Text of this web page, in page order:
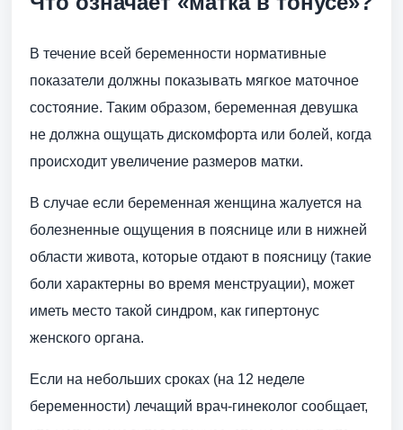
В течение всей беременности нормативные
показатели должны показывать мягкое маточное
состояние. Таким образом, беременная девушка
не должна ощущать дискомфорта или болей, когда
происходит увеличение размеров матки.
В случае если беременная женщина жалуется на
болезненные ощущения в пояснице или в нижней
области живота, которые отдают в поясницу (такие
боли характерны во время менструации), может
иметь место такой синдром, как гипертонус
женского органа.
Если на небольших сроках (на 12 неделе
беременности) лечащий врач-гинеколог сообщает,